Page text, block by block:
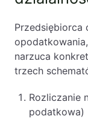
narzuca
trzech
Rozliczanie
podatkowa)